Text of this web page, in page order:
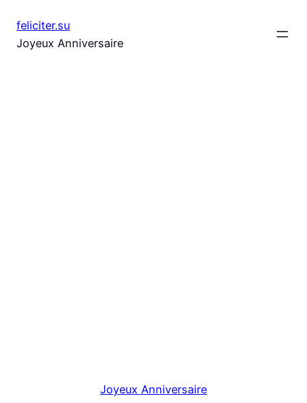
au
contenu
feliciter.su
Joyeux Anniversaire
Joyeux Anniversaire